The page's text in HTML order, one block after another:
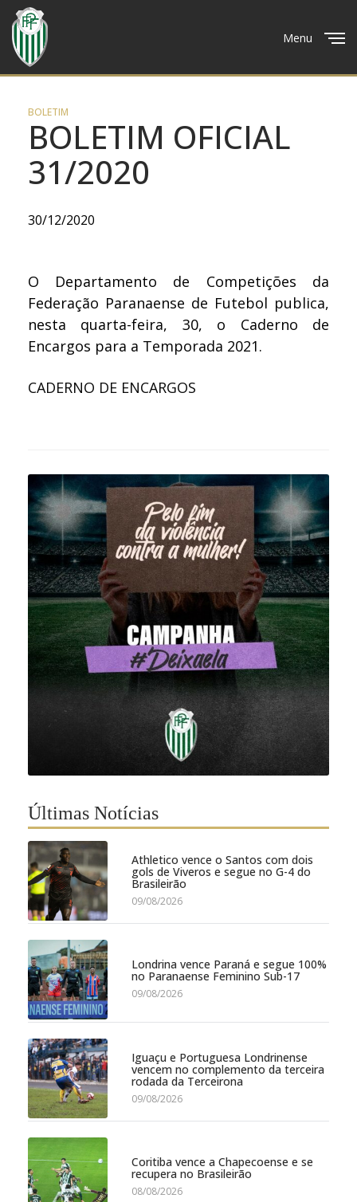
Menu
BOLETIM
BOLETIM OFICIAL
31/2020
30/12/2020
O Departamento de Competições da
Federação Paranaense de Futebol publica,
nesta quarta-feira, 30, o Caderno de
Encargos para a Temporada 2021.
CADERNO DE ENCARGOS
Últimas Notícias
Athletico vence o Santos com dois
gols de Viveros e segue no G-4 do
Brasileirão
09/08/2026
Londrina vence Paraná e segue 100%
no Paranaense Feminino Sub-17
09/08/2026
Iguaçu e Portuguesa Londrinense
vencem no complemento da terceira
rodada da Terceirona
09/08/2026
Coritiba vence a Chapecoense e se
recupera no Brasileirão
08/08/2026